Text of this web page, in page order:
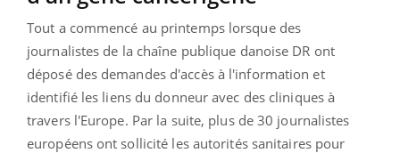
Tout a commencé au printemps lorsque des
journalistes de la chaîne publique danoise DR ont
déposé des demandes d'accès à l'information et
identifié les liens du donneur avec des cliniques à
travers l'Europe. Par la suite, plus de 30 journalistes
européens ont sollicité les autorités sanitaires pour